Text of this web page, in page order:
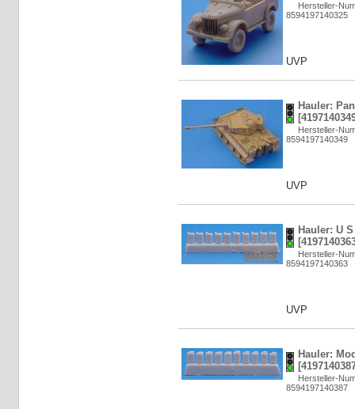
Hersteller-
8594197140325
UVP
Hauler:
Hersteller-
8594197140349
UVP
Hauler: U
Hersteller-
8594197140363
UVP
Hauler:
Hersteller-
8594197140387